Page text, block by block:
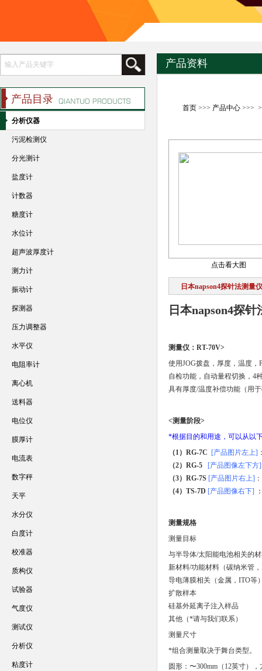
产品资料
首页>>> 产品中心>>>
点击看大图
日本napson4探针法测量仪
日本napson4探针
测量仪：RT-70V>
使用JOG拨盘，厚度，温度，
自检功能，自动量程切换，4
具有厚度/温度补偿功能（用
<测量阶段>
*根据目的和用途，可以从以
（1）RG-7C [产品图片左上]
（2）RG-5 [产品图像左下
（3）RG-7S [产品图片右上]
（4）TS-7D [产品图像右下]
测量规格
测量目标
与半导体/太阳能电池相关的
新材料/功能材料（碳纳米管
导电薄膜相关（金属，ITO等
扩散样本
硅基外延离子注入样品
其他（*请与我们联系）
测量尺寸
*组合测量取决于舞台类型。
圆形：〜300mm（12英寸）
产品目录
分析仪器
污泥检测仪
分光测计
盐度计
计数器
糖度计
水位计
超声波厚度计
测力计
振动计
探测器
压力调整器
水平仪
电阻率计
离心机
送料器
电位仪
膜厚计
电流表
数字秤
天平
水分仪
白度计
校准器
质构仪
试验器
气度仪
测试仪
分析仪
粘度计